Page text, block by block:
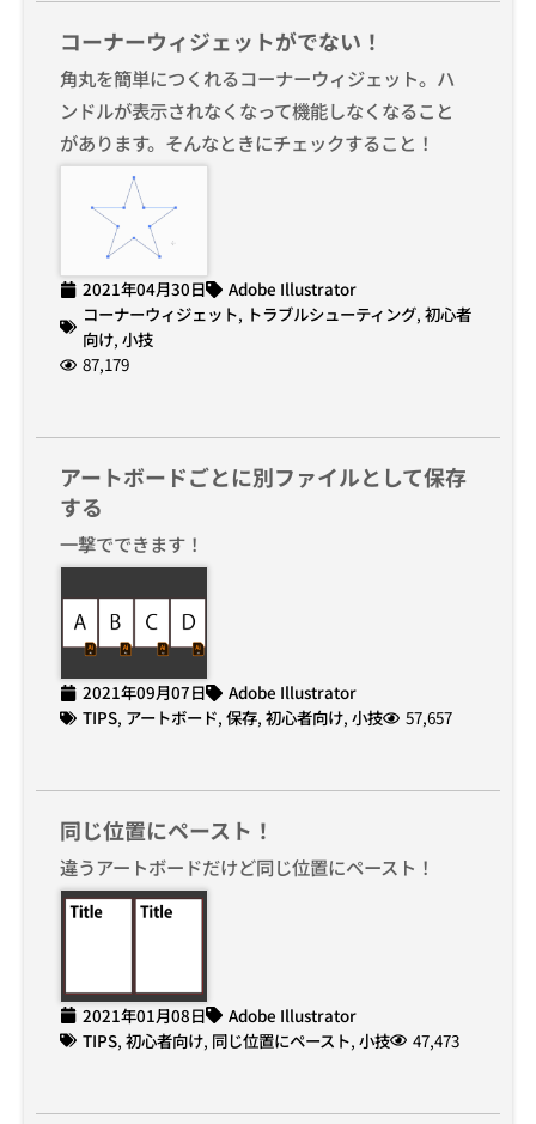
コーナーウィジェットがでない！
角丸を簡単につくれるコーナーウィジェット。ハ
ンドルが表示されなくなって機能しなくなること
があります。そんなときにチェックすること！
2021年04月30日
Adobe Illustrator
コーナーウィジェット, トラブルシューティング, 初心者
向け, 小技
87,179
アートボードごとに別ファイルとして保存
する
一撃でできます！
2021年09月07日
Adobe Illustrator
TIPS, アートボード, 保存, 初心者向け, 小技 57,657
同じ位置にペースト！
違うアートボードだけど同じ位置にペースト！
2021年01月08日
Adobe Illustrator
TIPS, 初心者向け, 同じ位置にペースト, 小技 47,473